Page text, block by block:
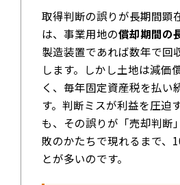
取得判断の誤りが長期間顕
は、事業用地の償却期間の
製造装置であれば数年で回
します。しかし土地は減価
く、毎年固定資産税を払い
す。判断ミスが利益を圧迫
も、その誤りが「売却判断
敗のかたちで現れるまで、
とが多いのです。